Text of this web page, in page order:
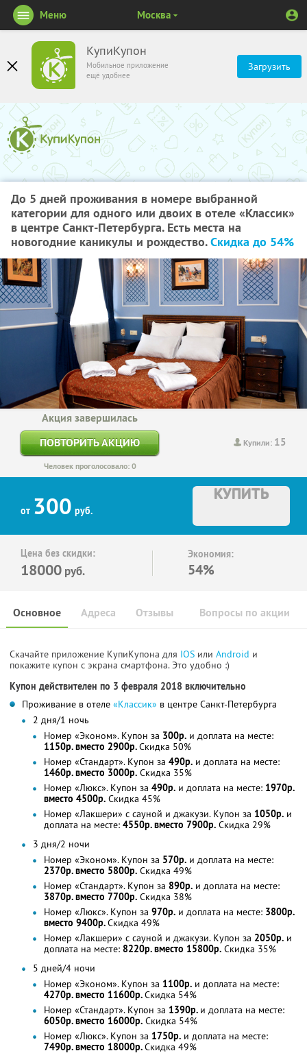
КупиКупон
Мобильное приложение
ещё удобнее
Загрузить
Меню Москва
До 5 дней проживания в номере выбранной
категории для одного или двоих в отеле «Классик»
в центре Санкт-Петербурга. Есть места на
новогодние каникулы и рождество.Скидка до 54%
Купили: 15
Акция завершилась
ПОВТОРИТЬ АКЦИЮ
Человек проголосовало: 0
от 300 руб.
КУПИТЬ
Цена без скидки:
18000 руб.
Экономия:
54%
Основное Отзывы Вопросы по акции
Адреса
Скачайте приложение КупиКупона для IOS или Android и
покажите купон с экрана смартфона. Это удобно :)
Купон действителен по 3 февраля 2018 включительно
Проживание в отеле «Классик» в центре Санкт-Петербурга
2 дня/1 ночь
Номер «Эконом». Купон за 300р. и доплата на месте:
1150р. вместо 2900р.Скидка 50%
Номер «Стандарт». Купон за 490р. и доплата на месте:
1460р. вместо 3000р. Скидка 35%
Номер «Люкс». Купон за 490р. и доплата на месте: 1970р.
вместо 4500р. Скидка 45%
Номер «Лакшери» с сауной и джакузи. Купон за 1050р. и
доплата на месте: 4550р. вместо 7900р. Скидка 29%
3 дня/2 ночи
Номер «Эконом». Купон за 570р. и доплата на месте:
2370р. вместо 5800р. Скидка 49%
Номер «Стандарт». Купон за 890р. и доплата на месте:
3870р. вместо 7700р. Скидка 38%
Номер «Люкс». Купон за 970р. и доплата на месте: 3800р.
вместо 9400р.Скидка 49%
Номер «Лакшери» с сауной и джакузи. Купон за 2050р. и
доплата на месте: 8220р. вместо 15800р. Скидка 35%
5 дней/4 ночи
Номер «Эконом». Купон за 1100р. и доплата на месте:
4270р. вместо 11600р.Скидка 54%
Номер «Стандарт». Купон за 1390р. и доплата на месте:
6050р. вместо 16000р. Скидка 54%
Номер «Люкс». Купон за 1750р. и доплата на месте:
7490р. вместо 18000р.Скидка 49%